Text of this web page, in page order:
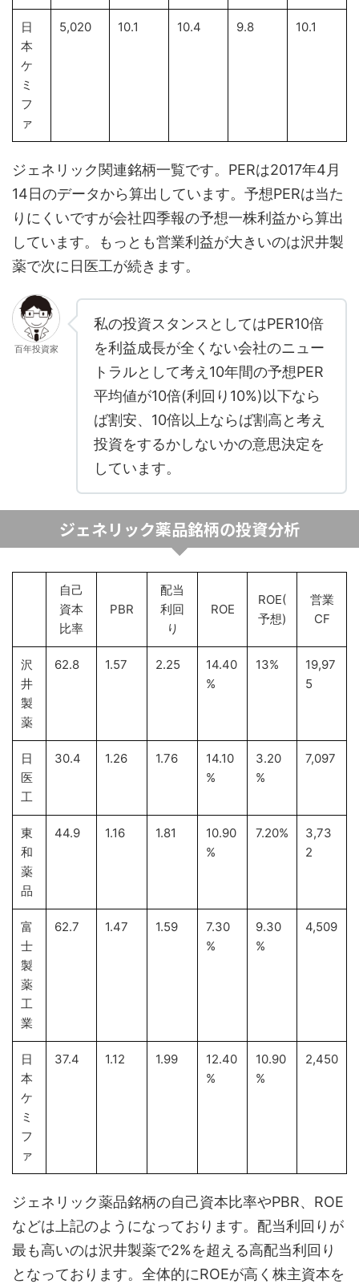
日
本
ケ
ミ
フ
ァ
5,020 10.1 10.4 9.8 10.1
ジェネリック関連銘柄一覧です。PERは2017年4月
14日のデータから算出しています。予想PERは当た
りにくいですが会社四季報の予想一株利益から算出
しています。もっとも営業利益が大きいのは沢井製
薬で次に日医工が続きます。
百年投資家
私の投資スタンスとしてはPER10倍
を利益成長が全くない会社のニュー
トラルとして考え10年間の予想PER
平均値が10倍(利回り10%)以下なら
ば割安、10倍以上ならば割高と考え
投資をするかしないかの意思決定を
しています。
ジェネリック薬品銘柄の投資分析
自己
資本
比率
PBR
配当
利回
り
ROE
ROE(
予想)
営業
CF
沢
井
製
薬
62.8 1.57 2.25
14.40
%
13%
19,97
5
日
医
工
30.4 1.26 1.76
14.10
%
3.20
%
7,097
東
和
薬
品
44.9 1.16 1.81
10.90
%
7.20%
3,73
2
富
士
製
薬
工
業
62.7 1.47 1.59
7.30
%
9.30
%
4,509
日
本
ケ
ミ
フ
ァ
37.4 1.12 1.99
12.40
%
10.90
%
2,450
ジェネリック薬品銘柄の自己資本比率やPBR、ROE
などは上記のようになっております。配当利回りが
最も高いのは沢井製薬で2%を超える高配当利回り
となっております。全体的にROEが高く株主資本を